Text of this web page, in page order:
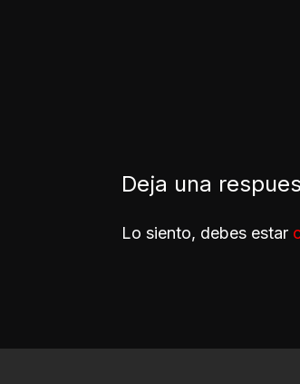
Deja una
Lo siento, debes estar